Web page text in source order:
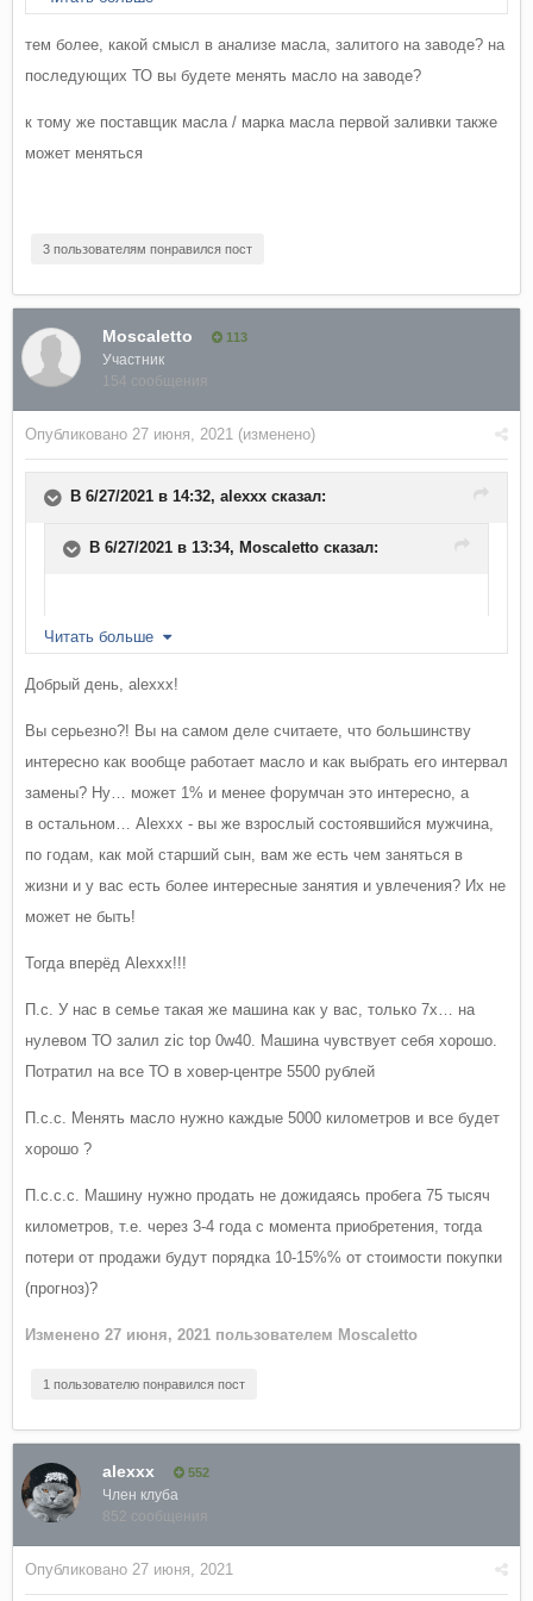
согласен в том, что нельзя отработки с разных двс
сравнивать между собой. В общем скорее ты прав, но
процентов на 90.
Тут именно вопрос в заводской заливке. Смысл не в том же
чтоб сделать анализ масла на моем движке и
залито. Смысл повторяться - все описано в шапке.
Не интересно - проходите мимо
тем более, какой смысл в анализе масла, залитого на заводе? на
последующих ТО вы будете менять масло на заводе?
к тому же поставщик масла / марка масла первой заливки также
может меняться
3 пользователям понравился пост
Moscaletto 113
Участник
154 сообщения
Опубликовано 27 июня, 2021 (изменено)
В 6/27/2021 в 14:32, alexxx сказал:
В 6/27/2021 в 13:34, Moscaletto сказал:
конкретном моторе, и выбрать для себя разумный интервал
замены
Читать больше
Добрый день, alexxx!
Вы серьезно?! Вы на самом деле считаете, что большинству
интересно как вообще работает масло и как выбрать его интервал
замены? Ну… может 1% и менее форумчан это интересно, а
в остальном… Alexxx - вы же взрослый состоявшийся мужчина,
по годам, как мой старший сын, вам же есть чем заняться в
жизни и у вас есть более интересные занятия и увлечения? Их не
может не быть!
Тогда вперёд Alexxx!!!
П.с. У нас в семье такая же машина как у вас, только 7х… на
нулевом ТО залил zic top 0w40. Машина чувствует себя хорошо.
Потратил на все ТО в ховер-центре 5500 рублей
П.с.с. Менять масло нужно каждые 5000 километров и все будет
хорошо ?
П.с.с.с. Машину нужно продать не дожидаясь пробега 75 тысяч
километров, т.е. через 3-4 года с момента приобретения, тогда
потери от продажи будут порядка 10-15%% от стоимости покупки
(прогноз)?
Изменено 27 июня, 2021 пользователем Moscaletto
1 пользователю понравился пост
alexxx 552
Член клуба
852 сообщения
Опубликовано 27 июня, 2021